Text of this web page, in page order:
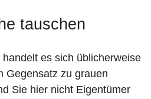
tauschen
es sich üblicherweise
Gegensatz zu grauen
Sie hier nicht Eigentümer